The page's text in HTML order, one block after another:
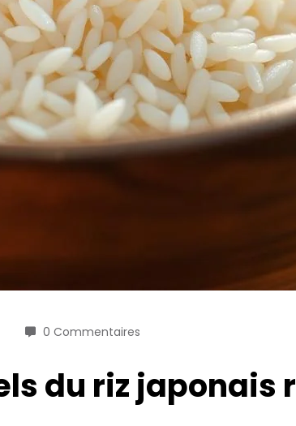
0 Commentaires
du riz japonais